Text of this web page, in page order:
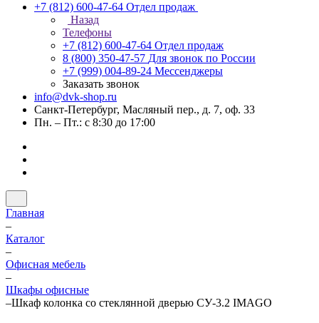
+7 (812) 600-47-64 Отдел продаж
Назад
Телефоны
+7 (812) 600-47-64 Отдел продаж
8 (800) 350-47-57 Для звонок по России
+7 (999) 004-89-24 Мессенджеры
Заказать звонок
info@dvk-shop.ru
Санкт-Петербург, Масляный пер., д. 7, оф. 33
Пн. – Пт.: с 8:30 до 17:00
Главная
–
Каталог
–
Офисная мебель
–
Шкафы офисные
–Шкаф колонка со стеклянной дверью СУ-3.2 IMAGO